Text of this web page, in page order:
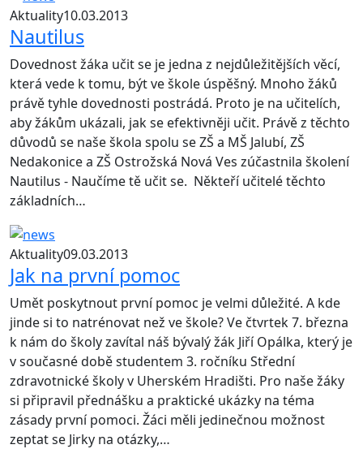
Aktuality10.03.2013
Nautilus
Dovednost žáka učit se je jedna z nejdůležitějších věcí,
která vede k tomu, být ve škole úspěšný. Mnoho žáků
právě tyhle dovednosti postrádá. Proto je na učitelích,
aby žákům ukázali, jak se efektivněji učit. Právě z těchto
důvodů se naše škola spolu se ZŠ a MŠ Jalubí, ZŠ
Nedakonice a ZŠ Ostrožská Nová Ves zúčastnila školení
Nautilus - Naučíme tě učit se. Někteří učitelé těchto
základních…
Aktuality09.03.2013
Jak na první pomoc
Umět poskytnout první pomoc je velmi důležité. A kde
jinde si to natrénovat než ve škole? Ve čtvrtek 7. března
k nám do školy zavítal náš bývalý žák Jiří Opálka, který je
v současné době studentem 3. ročníku Střední
zdravotnické školy v Uherském Hradišti. Pro naše žáky
si připravil přednášku a praktické ukázky na téma
zásady první pomoci. Žáci měli jedinečnou možnost
zeptat se Jirky na otázky,…